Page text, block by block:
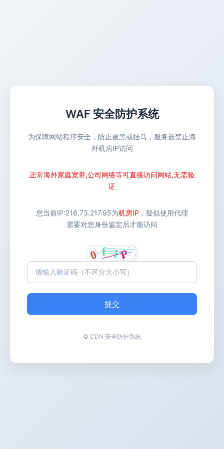
WAF 安全防护系统
为保障网站程序安全，防止被黑或挂马，服务器禁止海
外机房IP访问
正常海外家庭宽带,公司网络等可直接访问网站,无需验
证
您当前IP:216.73.217.95为机房IP ，疑似使用代理
需要对您身份鉴定后才能访问
提交
© CDN 安全防护系统